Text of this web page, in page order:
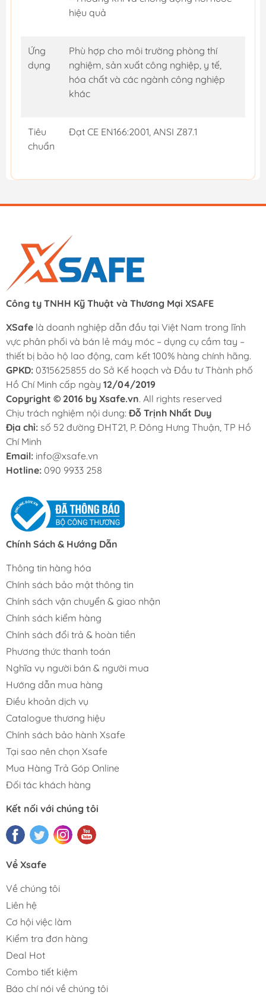
hiệu quả
Ứng
dụng
Phù hợp cho môi trường phòng thí
nghiệm, sản xuất công nghiệp, y tế,
hóa chất và các ngành công nghiệp
khác
Tiêu
chuẩn
Đạt CE EN166:2001, ANSI Z87.1
Công ty TNHH Kỹ Thuật và Thương Mại XSAFE
XSafe là doanh nghiệp dẫn đầu tại Việt Nam trong lĩnh
vực phân phối và bán lẻ máy móc – dụng cụ cầm tay –
thiết bị bảo hộ lao động, cam kết 100% hàng chính hãng.
GPKD: 0315625855 do Sở Kế hoạch và Đầu tư Thành phố
Hồ Chí Minh cấp ngày 12/04/2019
Copyright © 2016 by Xsafe.vn. All rights reserved
Chịu trách nghiệm nội dung: Đỗ Trịnh Nhất Duy
Địa chỉ: số 52 đường ĐHT21, P. Đông Hưng Thuận, TP Hồ
Chí Minh
Email: info@xsafe.vn
Hotline: 090 9933 258
Chính Sách & Hướng Dẫn
Thông tin hàng hóa
Chính sách bảo mật thông tin
Chính sách vận chuyển & giao nhận
Chính sách kiểm hàng
Chính sách đổi trả & hoàn tiền
Phương thức thanh toán
Nghĩa vụ người bán & người mua
Hướng dẫn mua hàng
Điều khoản dịch vụ
Catalogue thương hiệu
Chính sách bảo hành Xsafe
Tại sao nên chọn Xsafe
Mua Hàng Trả Góp Online
Đối tác khách hàng
Kết nối với chúng tôi
Về Xsafe
Về chúng tôi
Liên hệ
Cơ hội việc làm
Kiểm tra đơn hàng
Deal Hot
Combo tiết kiệm
Báo chí nói về chúng tôi